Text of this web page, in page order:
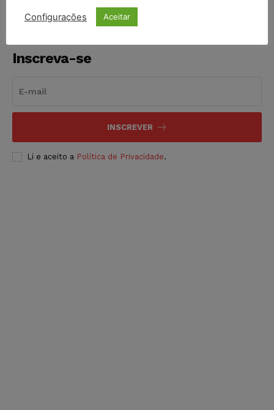
Inscreva-se
INSCREVER
Li e aceito a Política de Privacidade.
Configurações Aceitar